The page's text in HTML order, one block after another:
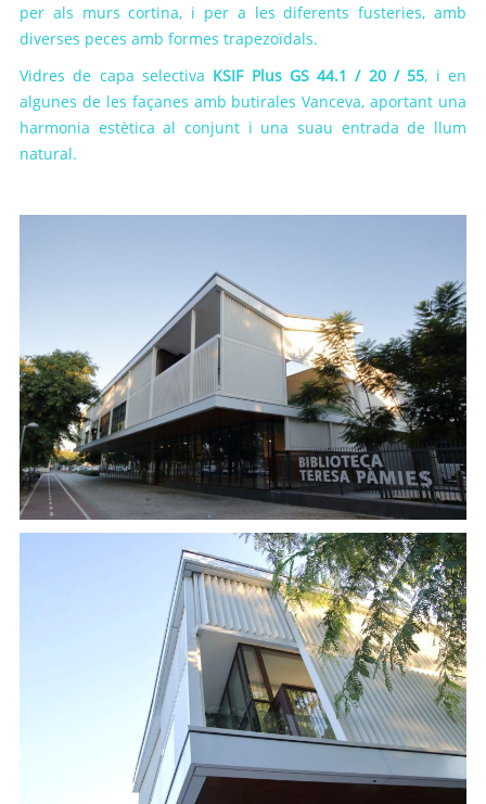
per als murs cortina, i per a les diferents fusteries, amb
diverses peces amb formes trapezoïdals.
Vidres de capa selectiva KSIF Plus GS 44.1 / 20 / 55, i en
algunes de les façanes amb butirales Vanceva, aportant una
harmonia estètica al conjunt i una suau entrada de llum
natural.